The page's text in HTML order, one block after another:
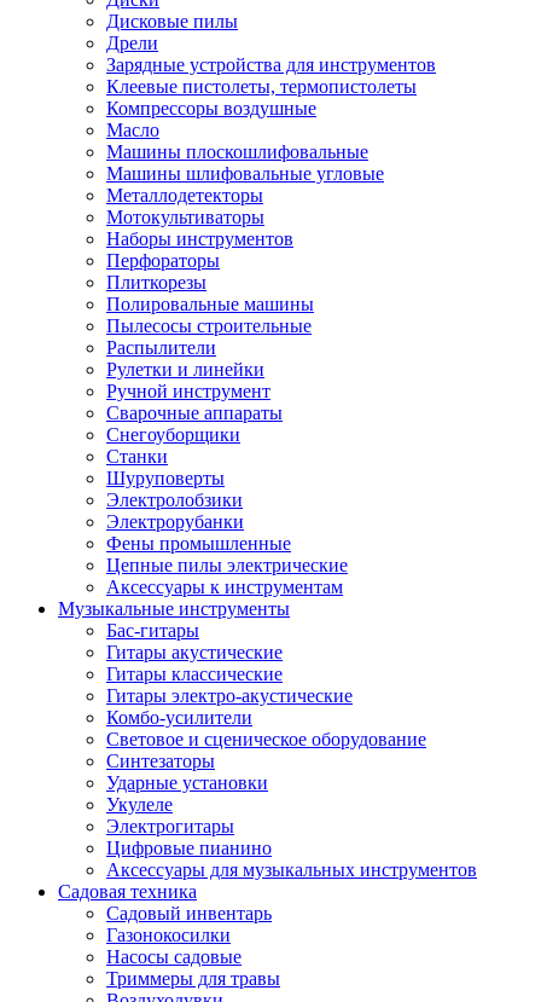
Дисковые пилы
Дрели
Зарядные устройства для инструментов
Клеевые пистолеты, термопистолеты
Компрессоры воздушные
Масло
Машины плоскошлифовальные
Машины шлифовальные угловые
Металлодетекторы
Мотокультиваторы
Наборы инструментов
Перфораторы
Плиткорезы
Полировальные машины
Пылесосы строительные
Распылители
Рулетки и линейки
Ручной инструмент
Сварочные аппараты
Снегоуборщики
Станки
Шуруповерты
Электролобзики
Электрорубанки
Фены промышленные
Цепные пилы электрические
Аксессуары к инструментам
Музыкальные инструменты
Бас-гитары
Гитары акустические
Гитары классические
Гитары электро-акустические
Комбо-усилители
Световое и сценическое оборудование
Синтезаторы
Ударные установки
Укулеле
Электрогитары
Цифровые пианино
Аксессуары для музыкальных инструментов
Садовая техника
Садовый инвентарь
Газонокосилки
Насосы садовые
Триммеры для травы